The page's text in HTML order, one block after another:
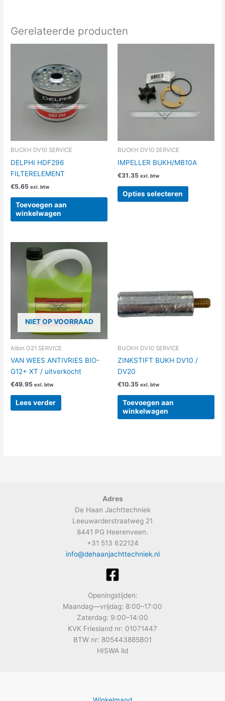
Gerelateerde producten
BUCKH DV10 SERVICE
DELPHI HDF296
FILTERELEMENT
€5.65 exl. btw
Toevoegen aan
winkelwagen
BUCKH DV10 SERVICE
IMPELLER BUKH/MB10A
€31.35 exl. btw
Opties selecteren
meerdere
variaties.
optie
op
NIET OP VOORRAAD
Albin O21 SERVICE
VAN WEES ANTIVRIES BIO-
G12+ XT / uitverkocht
€49.95 exl. btw
Lees verder
BUCKH DV10 SERVICE
ZINKSTIFT BUKH DV10 /
DV20
€10.35 exl. btw
Toevoegen aan
winkelwagen
Adres
De Haan Jachttechniek
Leeuwarderstraatweg 21
8441 PG Heerenveen.
+31 513 622124
info@dehaanjachttechniek.nl
Openingstijden:
Maandag—vrijdag: 8:00–17:00
Zaterdag: 9:00–14:00
KVK Friesland nr: 01071447
BTW nr: 805443885B01
HISWA lid